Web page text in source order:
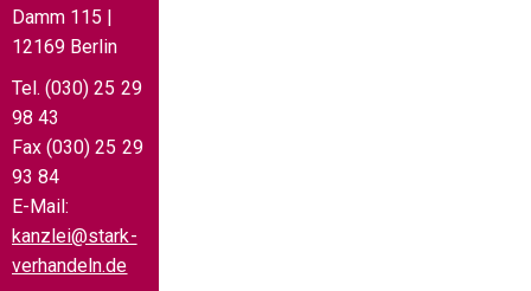
Damm 115 |
12169 Berlin
Tel. (030) 25 29
98 43
Fax (030) 25 29
93 84
E-Mail:
kanzlei@stark-
verhandeln.de